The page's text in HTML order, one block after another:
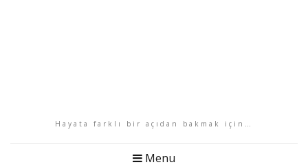
Hayata farklı bir açıdan bakmak için…
Menu